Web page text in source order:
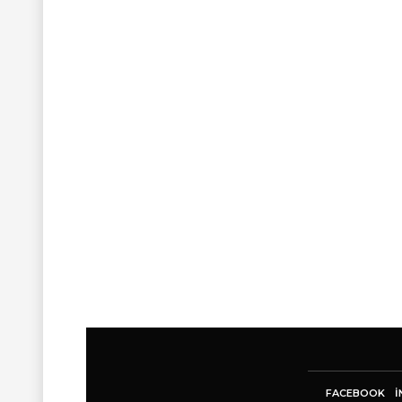
FACEBOOK